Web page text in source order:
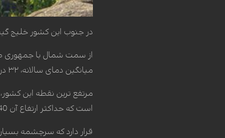
در جنوب این کشور خلیج
از سمت شمال با جمهوری
میانگین دمای سالانه، ۳۲ درجه سانتی گراد، همراه با رطوبت فراوان است.
مرتفع ترین نقطه این
است که حداکثر ارتفاع آن 2040 متر می رسد. فلات "جاس" در ایالت " پلاتو"
قرار دارد که سرچشمه